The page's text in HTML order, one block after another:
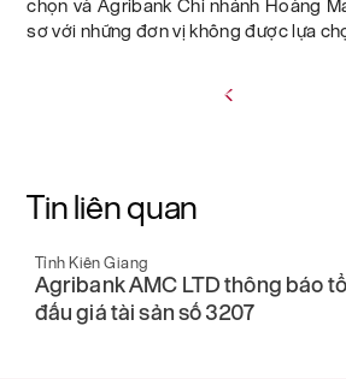
chọn và Agribank Chi nhánh Hoàng
sơ với những đơn vị không được lựa
Tin liên quan
Tỉnh Kiên Giang
Agribank AMC LTD thông báo
đấu giá tài sản số 3207